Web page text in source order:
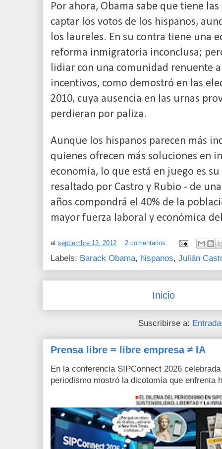
Por ahora, Obama sabe que tiene
captar los votos de los hispanos,
los laureles. En su contra tiene una
reforma inmigratoria inconclusa;
lidiar con una comunidad renuente
incentivos, como demostró en las
2010, cuya ausencia en las urnas
perdieran por paliza.
Aunque los hispanos parecen más
quienes ofrecen más soluciones en
economía, lo que está en juego es
resaltado por Castro y Rubio - de
años compondrá el 40% de la
mayor fuerza laboral y económica
at septiembre 13, 2012 2 comentarios:
Labels: Barack Obama, hispanos, Julián
Inicio
Suscribirse a:
Prensa libre = libre empresa ≠ IA
En la conferencia SIPConnect 2026
periodismo mostró la dicotomía que enfrenta